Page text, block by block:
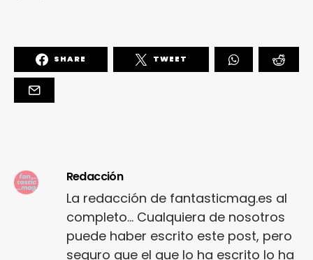
SHARE TWEET
Redacción
La redacción de fantasticmag.es al
completo... Cualquiera de nosotros
puede haber escrito este post, pero
seguro que el que lo ha escrito lo ha